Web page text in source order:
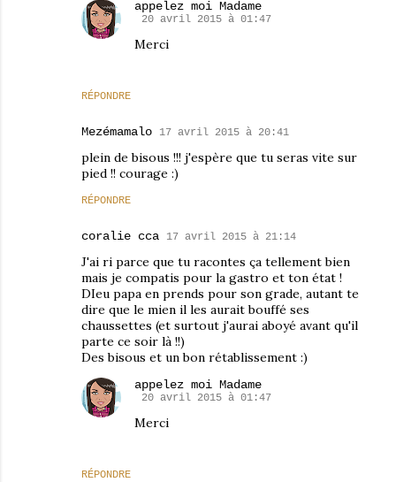
RÉPONDRE
appelez moi Madame
20 avril 2015 à 01:47
Merci
Mezémamalo 17 avril 2015 à 20:41
plein de bisous !!! j'espère que tu seras vite sur
pied !! courage :)
RÉPONDRE
coralie cca 17 avril 2015 à 21:14
J'ai ri parce que tu racontes ça tellement bien
mais je compatis pour la gastro et ton état !
DIeu papa en prends pour son grade, autant te
dire que le mien il les aurait bouffé ses
chaussettes (et surtout j'aurai aboyé avant qu'il
parte ce soir là !!)
Des bisous et un bon rétablissement :)
RÉPONDRE
appelez moi Madame
20 avril 2015 à 01:47
Merci